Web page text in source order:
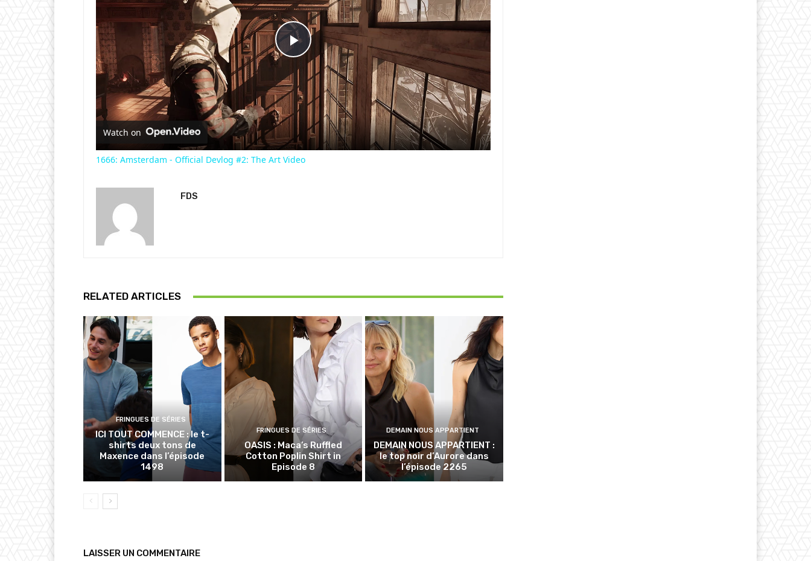
Play
Video
Watch on
1666: Amsterdam - Official Devlog #2: The Art Video
FDS
RELATED ARTICLES
FRINGUES DE SÉRIES
ICI TOUT COMMENCE : le t-
shirts deux tons de
Maxence dans l’épisode
1498
FRINGUES DE SÉRIES
OASIS : Maca’s Ruffled
Cotton Poplin Shirt in
Episode 8
DEMAIN NOUS APPARTIENT
DEMAIN NOUS APPARTIENT :
le top noir d’Aurore dans
l’épisode 2265
LAISSER UN COMMENTAIRE